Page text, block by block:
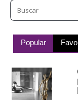
Popular